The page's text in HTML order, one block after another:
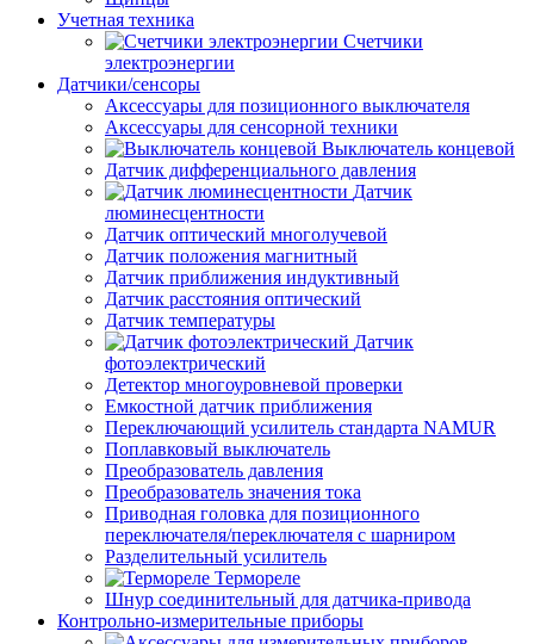
Учетная техника
Счетчики
электроэнергии
Датчики/сенсоры
Аксессуары для позиционного выключателя
Аксессуары для сенсорной техники
Выключатель концевой
Датчик дифференциального давления
Датчик
люминесцентности
Датчик оптический многолучевой
Датчик положения магнитный
Датчик приближения индуктивный
Датчик расстояния оптический
Датчик температуры
Датчик
фотоэлектрический
Детектор многоуровневой проверки
Емкостной датчик приближения
Переключающий усилитель стандарта NAMUR
Поплавковый выключатель
Преобразователь давления
Преобразователь значения тока
Приводная головка для позиционного
переключателя/переключателя с шарниром
Разделительный усилитель
Термореле
Шнур соединительный для датчика-привода
Контрольно-измерительные приборы